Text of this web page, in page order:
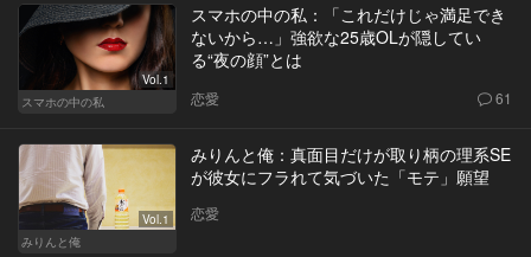
Vol.1
スマホの中の私
スマホの中の私：「これだけじゃ満足でき
ないから…」強欲な25歳OLが隠してい
る“夜の顔”とは
恋愛 61
Vol.1
みりんと俺
みりんと俺：真面目だけが取り柄の理系SE
が彼女にフラれて気づいた「モテ」願望
恋愛